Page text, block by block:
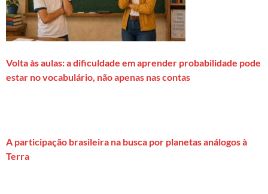
Volta às aulas: a dificuldade em aprender probabilidade pode
estar no vocabulário, não apenas nas contas
A participação brasileira na busca por planetas análogos à
Terra